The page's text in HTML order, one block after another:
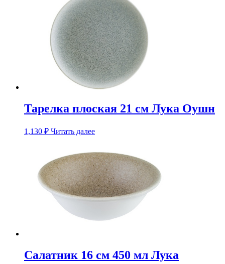
Тарелка плоская 21 см Лука Оушн
1,130 ₽ Читать далее
Салатник 16 см 450 мл Лука